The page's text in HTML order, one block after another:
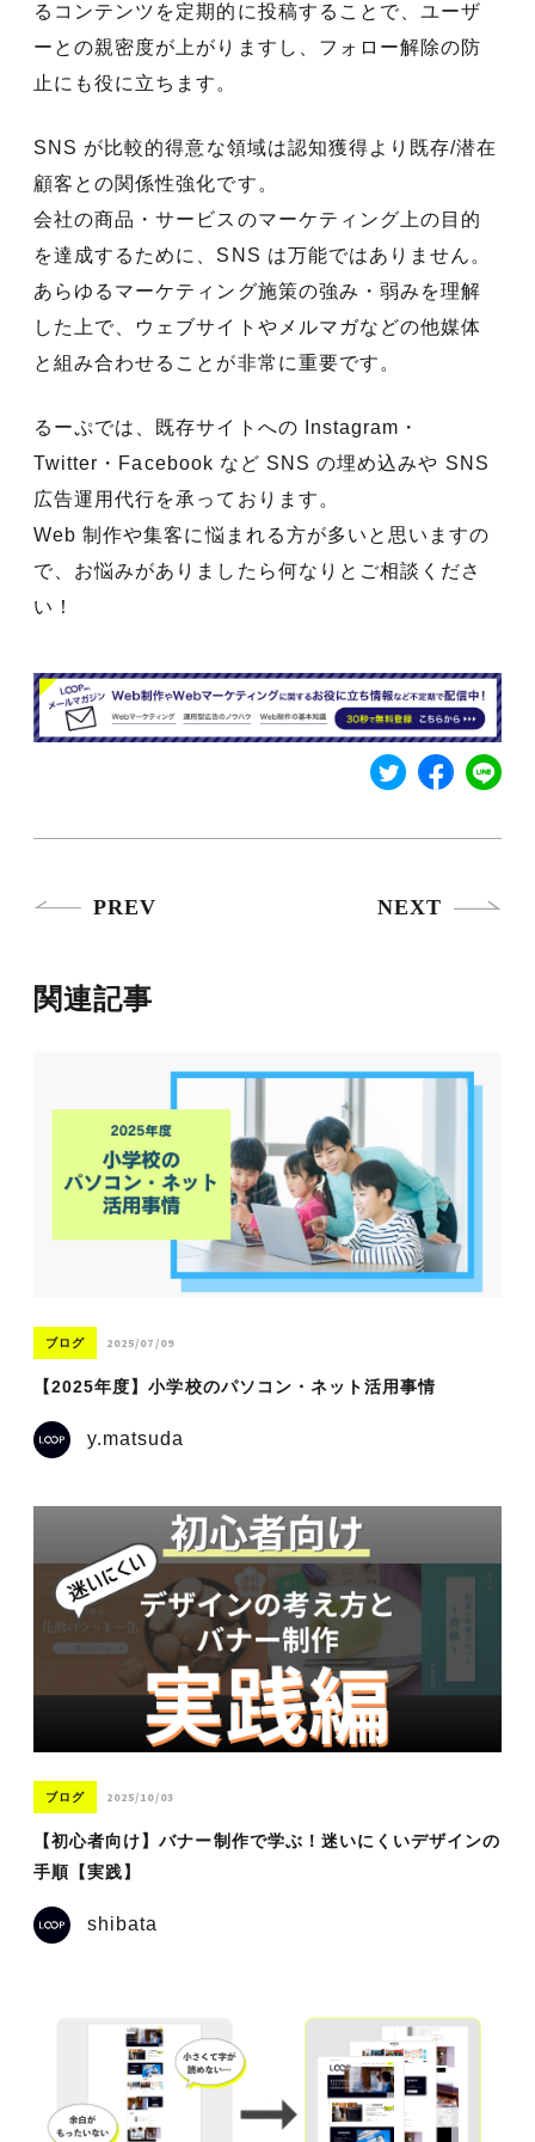
るコンテンツを定期的に投稿することで、ユーザ
ーとの親密度が上がりますし、フォロー解除の防
止にも役に立ちます。
SNS が比較的得意な領域は認知獲得より既存/潜在
顧客との関係性強化です。
会社の商品・サービスのマーケティング上の目的
を達成するために、SNS は万能ではありません。
あらゆるマーケティング施策の強み・弱みを理解
した上で、ウェブサイトやメルマガなどの他媒体
と組み合わせることが非常に重要です。
るーぷでは、既存サイトへの Instagram・
Twitter・Facebook など SNS の埋め込みや SNS
広告運用代行を承っております。
Web 制作や集客に悩まれる方が多いと思いますの
で、お悩みがありましたら何なりとご相談くださ
い！
PREV NEXT
関連記事
ブログ 2025/07/09
【2025年度】小学校のパソコン・ネット活用事情
y.matsuda
ブログ 2025/10/03
【初心者向け】バナー制作で学ぶ！迷いにくいデザインの
手順【実践】
shibata